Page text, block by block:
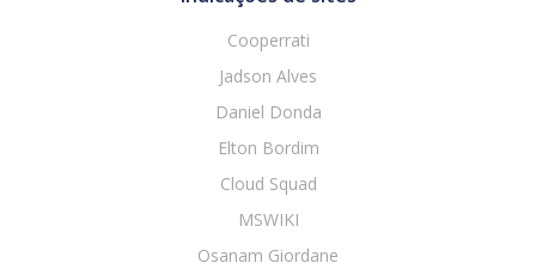
Cooperrati
Jadson Alves
Daniel Donda
Elton Bordim
Cloud Squad
MSWIKI
Osanam Giordane